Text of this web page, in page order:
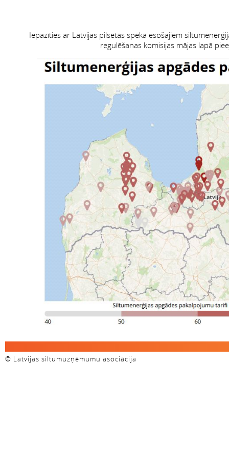
Iepazīties ar Latvijas pilsētās spēkā esošajiem
regulēšanas komisijas mājas lapā
© Latvijas siltumuzņēmumu asociācija